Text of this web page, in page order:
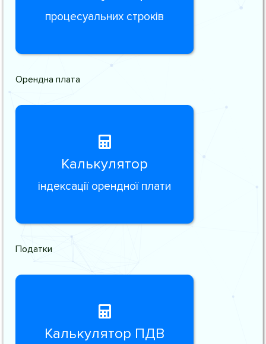
процесуальних строків
Орендна плата
Калькулятор
індексації орендної плати
Податки
Калькулятор ПДВ